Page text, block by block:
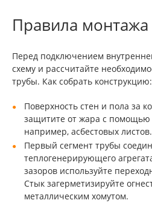
Правила
Перед подключением
схему и рассчитайте
трубы. Как собрать конструкцию:
Поверхность стен и пола за
защитите от жара с помощью
например, асбестовых листов.
Первый сегмент трубы
теплогенерирующего
зазоров используйте
Стык загерметизируйте
металлическим хомутом.